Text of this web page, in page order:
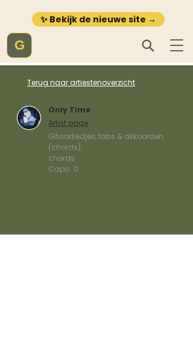
✨ Bekijk de nieuwe site →
G
Terug naar artiestenoverzicht
Only Time
Artist page
Gitaarliedjes, tabs & akkoorden
(chords)
chords
Capo: 0